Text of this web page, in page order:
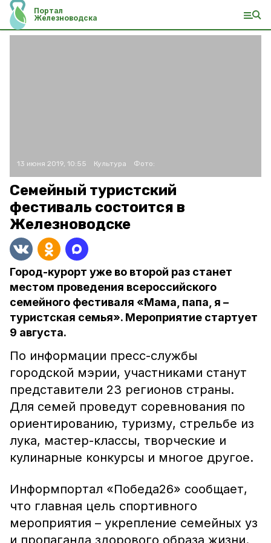
Портал
Железноводска
13 июня 2019, 10:55 Культура Фото:
Семейный туристский
фестиваль состоится в
Железноводске
Город-курорт уже во второй раз станет
местом проведения всероссийского
семейного фестиваля «Мама, папа, я –
туристская семья». Мероприятие стартует
9 августа.
По информации пресс-службы
городской мэрии, участниками станут
представители 23 регионов страны.
Для семей проведут соревнования по
ориентированию, туризму, стрельбе из
лука, мастер-классы, творческие и
кулинарные конкурсы и многое другое.
Информпортал «Победа26» сообщает,
что главная цель спортивного
мероприятия – укрепление семейных уз
и пропаганда здорового образа жизни.